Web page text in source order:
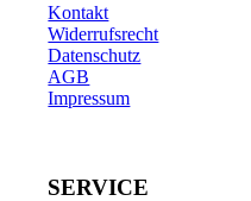
Kontakt
Widerrufsrecht
Datenschutz
AGB
Impressum
SERVICE